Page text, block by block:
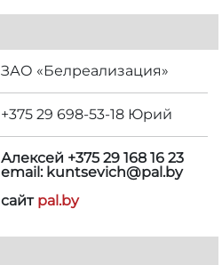
ЗАО «Белреализация»
+375 29 698-53-18 Юрий
Алексей +375 29 168 16 23
email: kuntsevich@pal.by
сайт pal.by